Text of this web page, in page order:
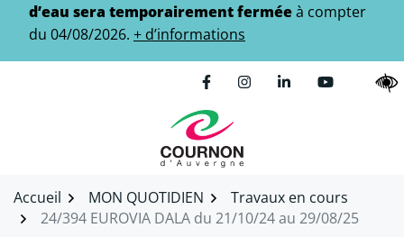
d’eau sera temporairement ferméeà compter
du 04/08/2026. + d’informations
Lien vers le compte
Lien vers le compte
Lien vers le
Lien vers la
Accueil MON QUOTIDIEN
Travaux en cours
24/394 EUROVIA DALA du 21/10/24 au 29/08/25